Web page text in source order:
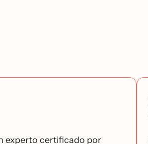
experto certificado por